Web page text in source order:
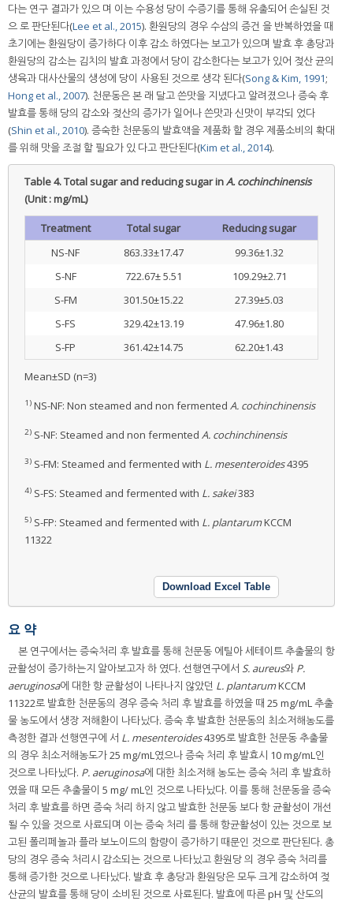
다는 연구 결과가 있으 며 이는 수용성 당이 수증기를 통해 유출되어 손실된 것
으 로 판단된다(Lee et al., 2015). 환원당의 경우 수삼의 증건 을 반복하였을 때
초기에는 환원당이 증가하다 이후 감소 하였다는 보고가 있으며 발효 후 총당과
환원당의 감소는 김치의 발효 과정에서 당이 감소한다는 보고가 있어 젖산 균의
생육과 대사산물의 생성에 당이 사용된 것으로 생각 된다(Song & Kim, 1991;
Hong et al., 2007). 천문동은 본 래 달고 쓴맛을 지녔다고 알려졌으나 증숙 후
발효를 통해 당의 감소와 젖산의 증가가 일어나 쓴맛과 신맛이 부각되 었다
(Shin et al., 2010). 증숙한 천문동의 발효액을 제품화 할 경우 제품소비의 확대
를 위해 맛을 조절 할 필요가 있 다고 판단된다(Kim et al., 2014).
Table 4.Total sugar and reducing sugar inA. cochinchinensis
(Unit : mg/mL)
Treatment Total sugar
Reducing sugar
NS-NF
863.33±17.47
99.36±1.32
S-NF
722.67± 5.51
109.29±2.71
S-FM
301.50±15.22
27.39±5.03
S-FS
329.42±13.19
47.96±1.80
S-FP
361.42±14.75 62.20±1.43
Mean±SD (n=3)
1) NS-NF: Non steamed and non fermented A. cochinchinensis
2) S-NF: Steamed and non fermented A. cochinchinensis
3) S-FM: Steamed and fermented with L. mesenteroides4395
4) S-FS: Steamed and fermented with L. sakei383
5) S-FP: Steamed and fermented with L. plantarumKCCM
11322
Download Excel Table
요 약
본 연구에서는 증숙처리 후 발효를 통해 천문동 에틸아 세테이트 추출물의 항
균활성이 증가하는지 알아보고자 하 였다. 선행연구에서 S. aureus와 P.
aeruginosa에 대한 항 균활성이 나타나지 않았던 L. plantarumKCCM
11322로 발효한 천문동의 경우 증숙 처리 후 발효를 하였을 때 25 mg/mL 추출
물 농도에서 생장 저해환이 나타났다. 증숙 후 발효한 천문동의 최소저해농도를
측정한 결과 선행연구에 서 L. mesenteroides4395로 발효한 천문동 추출물
의 경우 최소저해농도가 25 mg/mL였으나 증숙 처리 후 발효시 10 mg/mL인
것으로 나타났다. P. aeruginosa에 대한 최소저해 농도는 증숙 처리 후 발효하
였을 때 모든 추출물이 5 mg/ mL인 것으로 나타났다. 이를 통해 천문동을 증숙
처리 후 발효를 하면 증숙 처리 하지 않고 발효한 천문동 보다 항 균활성이 개선
될 수 있을 것으로 사료되며 이는 증숙 처리 를 통해 항균활성이 있는 것으로 보
고된 폴리페놀과 플라 보노이드의 함량이 증가하기 때문인 것으로 판단된다. 총
당의 경우 증숙 처리시 감소되는 것으로 나타났고 환원당 의 경우 증숙 처리를
통해 증가한 것으로 나타났다. 발효 후 총당과 환원당은 모두 크게 감소하여 젖
산균의 발효를 통해 당이 소비된 것으로 사료된다. 발효에 따른 pH 및 산도의